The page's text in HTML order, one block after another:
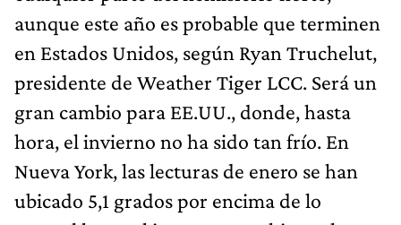
aunque este año es probable que terminen
en Estados Unidos, según Ryan Truchelut,
presidente de Weather Tiger LCC. Será un
gran cambio para EE.UU., donde, hasta
hora, el invierno no ha sido tan frío. En
Nueva York, las lecturas de enero se han
ubicado 5,1 grados por encima de lo